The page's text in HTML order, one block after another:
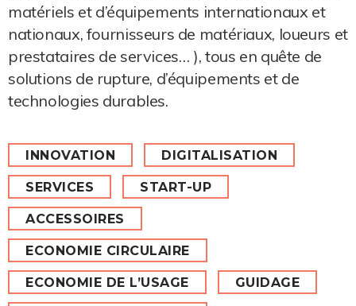
matériels et d’équipements internationaux et
nationaux, fournisseurs de matériaux, loueurs et
prestataires de services… ), tous en quête de
solutions de rupture, d’équipements et de
technologies durables.
INNOVATION DIGITALISATION
SERVICES START-UP
ACCESSOIRES
ECONOMIE CIRCULAIRE
ECONOMIE DE L’USAGE GUIDAGE